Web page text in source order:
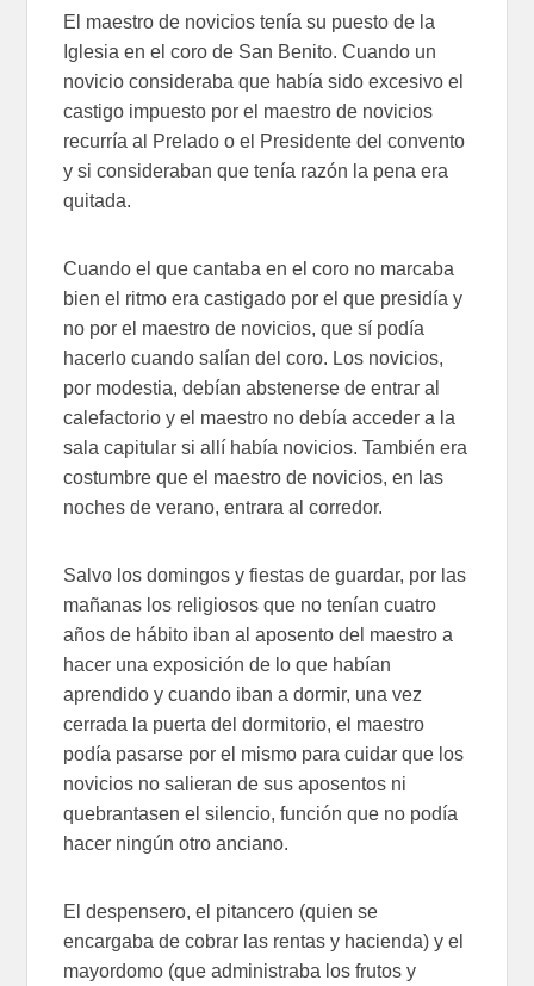
El maestro de novicios tenía su puesto de la
Iglesia en el coro de San Benito. Cuando un
novicio consideraba que había sido excesivo el
castigo impuesto por el maestro de novicios
recurría al Prelado o el Presidente del convento
y si consideraban que tenía razón la pena era
quitada.
Cuando el que cantaba en el coro no marcaba
bien el ritmo era castigado por el que presidía y
no por el maestro de novicios, que sí podía
hacerlo cuando salían del coro. Los novicios,
por modestia, debían abstenerse de entrar al
calefactorio y el maestro no debía acceder a la
sala capitular si allí había novicios. También era
costumbre que el maestro de novicios, en las
noches de verano, entrara al corredor.
Salvo los domingos y fiestas de guardar, por las
mañanas los religiosos que no tenían cuatro
años de hábito iban al aposento del maestro a
hacer una exposición de lo que habían
aprendido y cuando iban a dormir, una vez
cerrada la puerta del dormitorio, el maestro
podía pasarse por el mismo para cuidar que los
novicios no salieran de sus aposentos ni
quebrantasen el silencio, función que no podía
hacer ningún otro anciano.
El despensero, el pitancero (quien se
encargaba de cobrar las rentas y hacienda) y el
mayordomo (que administraba los frutos y